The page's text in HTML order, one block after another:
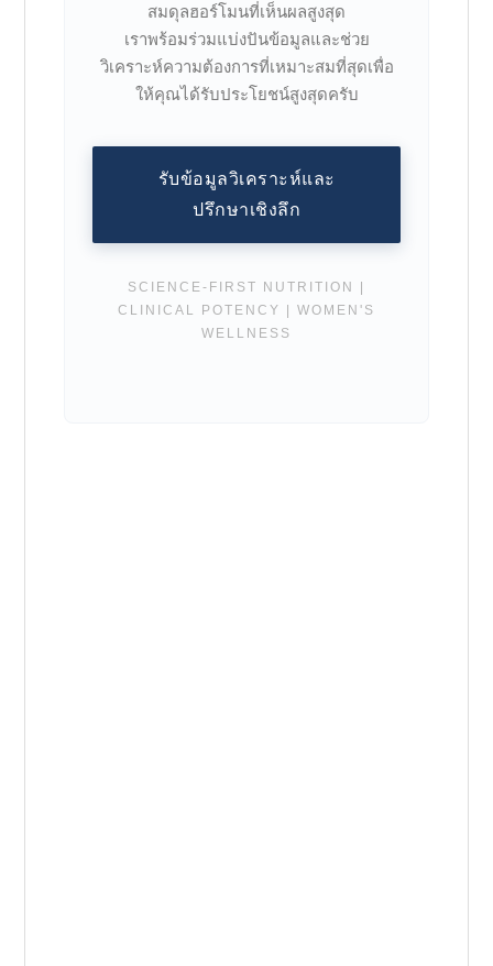
สมดุลฮอร์โมนที่เห็นผลสูงสุด
เราพร้อมร่วมแบ่งปันข้อมูลและช่วย
วิเคราะห์ความต้องการที่เหมาะสมที่สุดเพื่อ
ให้คุณได้รับประโยชน์สูงสุดครับ
รับข้อมูลวิเคราะห์และ
ปรึกษาเชิงลึก
SCIENCE-FIRST NUTRITION |
CLINICAL POTENCY | WOMEN'S
WELLNESS